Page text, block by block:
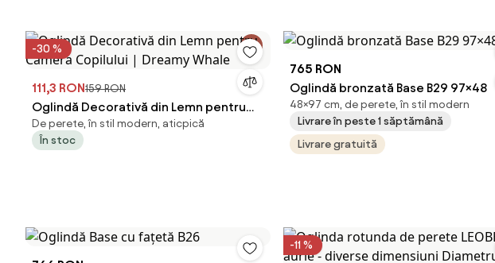
-30 %
111,3 RON159 RON
Oglindă Decorativă din Lemn pentru
Camera Copilului | Dreamy Whale
De perete, în stil modern, aticpică
În stoc
765 RON
Oglindă bronzată Base B29 97×48
48×97 cm, de perete, în stil modern
Livrare în peste 1 săptămână
Livrare gratuită
-11 %